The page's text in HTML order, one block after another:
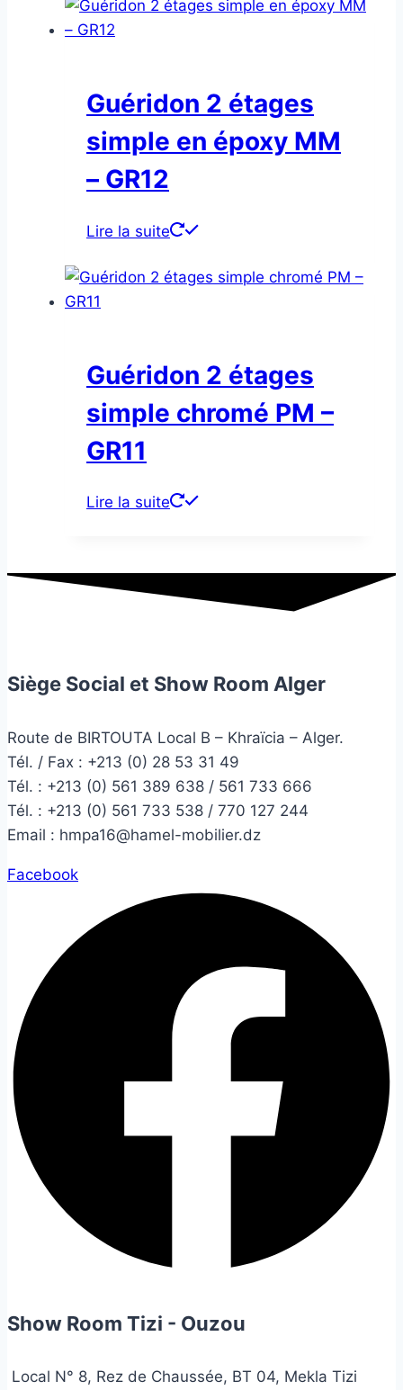
Guéridon 2 étages
simple en époxy MM
– GR12
Lire la suite
Guéridon 2 étages
simple chromé PM –
GR11
Lire la suite
Siège Social et Show Room Alger
Route de BIRTOUTA Local B – Khraïcia – Alger.
Tél. / Fax : +213 (0) 28 53 31 49
Tél. : +213 (0) 561 389 638 / 561 733 666
Tél. : +213 (0) 561 733 538 / 770 127 244
Email : hmpa16@hamel-mobilier.dz
Facebook
Show Room Tizi - Ouzou
Local N° 8, Rez de Chaussée, BT 04, Mekla Tizi